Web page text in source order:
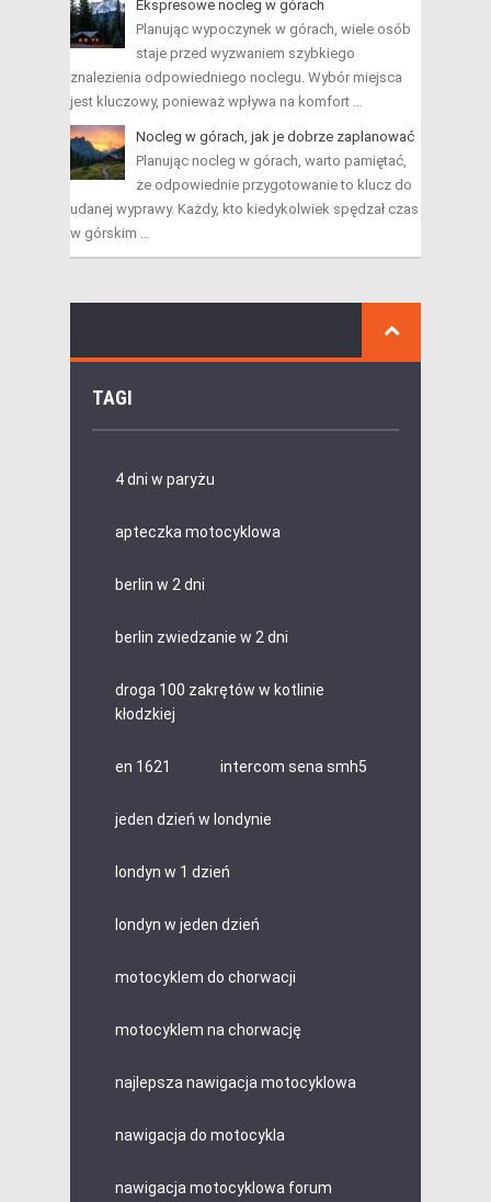
Ekspresowe nocleg w górach
Planując wypoczynek w górach, wiele osób
staje przed wyzwaniem szybkiego
znalezienia odpowiedniego noclegu. Wybór miejsca
jest kluczowy, ponieważ wpływa na komfort …
Nocleg w górach, jak je dobrze zaplanować
Planując nocleg w górach, warto pamiętać,
że odpowiednie przygotowanie to klucz do
udanej wyprawy. Każdy, kto kiedykolwiek spędzał czas
w górskim …
TAGI
4 dni w paryżu
apteczka motocyklowa
berlin w 2 dni
berlin zwiedzanie w 2 dni
droga 100 zakrętów w kotlinie
kłodzkiej
en 1621 intercom sena smh5
jeden dzień w londynie
londyn w 1 dzień
londyn w jeden dzień
motocyklem do chorwacji
motocyklem na chorwację
najlepsza nawigacja motocyklowa
nawigacja do motocykla
nawigacja motocyklowa forum